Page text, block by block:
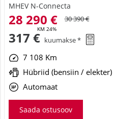
MHEV N-Connecta
28 290 €
KM 24%
30 390 €
317 € kuumakse *
7 108 Km
Hübriid (bensiin / elekter)
Automaat
Saada ostusoov